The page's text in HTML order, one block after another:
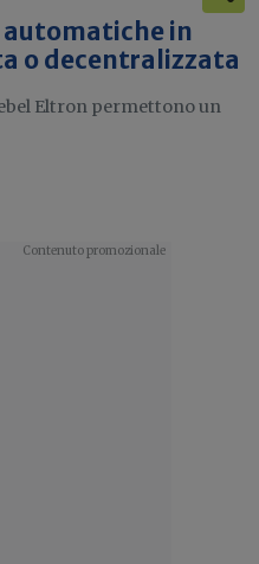
in
o decentralizzata
Eltron permettono un